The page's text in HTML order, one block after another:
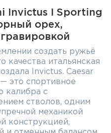
Invictus I Sporting
орех,
создать ружьё
качества итальянская
Invictus. Caesar
это спортивное
калибра с
стволов, одним
механикой
конструкцией,